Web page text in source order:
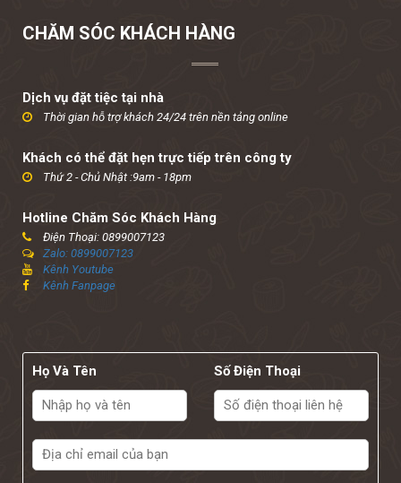
CHĂM SÓC KHÁCH HÀNG
Dịch vụ đặt tiệc tại nhà
Thời gian hỗ trợ khách 24/24 trên nền tảng online
Khách có thể đặt hẹn trực tiếp trên công ty
Thứ 2 - Chủ Nhật :9am - 18pm
Hotline Chăm Sóc Khách Hàng
Điện Thoại: 0899007123
Zalo: 0899007123
Kênh Youtube
Kênh Fanpage
Họ Và Tên Số Điện Thoại